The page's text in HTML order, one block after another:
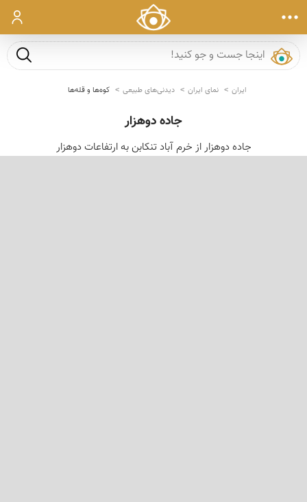
ورود
جست و
ایران نمای ایران دیدنی‌های طبیعی کوه‌ها و قله‌ها
جاده دوهزار
جاده دوهزار از خرم آباد تنكابن به ارتفاعات دوهزار